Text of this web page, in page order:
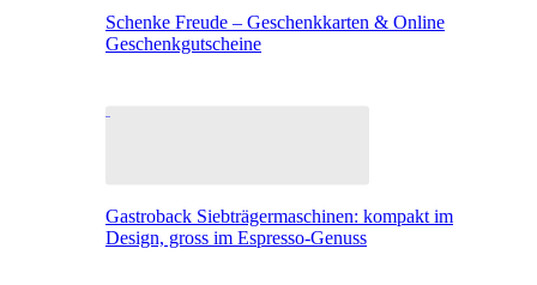
Schenke Freude – Geschenkkarten & Online
Geschenkgutscheine
Gastroback Siebträgermaschinen: kompakt im
Design, gross im Espresso-Genuss